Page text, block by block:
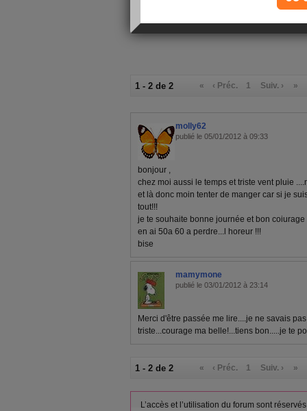
1 - 2 de 2 « ‹ Préc. 1 Suiv. › »
molly62
publié le 05/01/2012 à 09:33
bonjour ,
chez moi aussi le temps et triste vent pluie
et là donc moin tenter de manger car si je
tout!!!
je te souhaite bonne journée et bon
en ai 50a 60 a perdre...l horeur !!!
bise
mamymone
publié le 03/01/2012 à 23:14
Merci d'être passée me lire....je ne savais
triste...courage ma belle!...tiens bon.....je te
1 - 2 de 2 « ‹ Préc. 1 Suiv. › »
L’accès et l’utilisation du forum sont